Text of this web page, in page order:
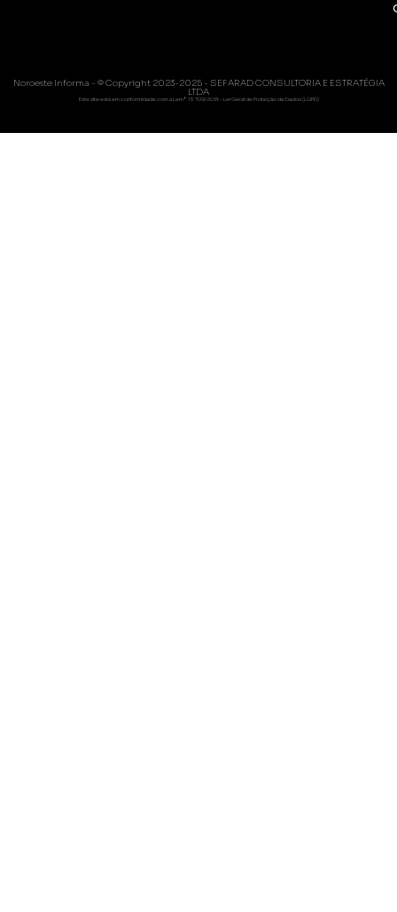
Noroeste Informa - © Copyright 2023-2025 - SEFARAD CONSULTORIA E ESTRATÉGIA
LTDA
Este site está em conformidade com a Lei nº 13.709/2018 - Lei Geral de Proteção de Dados (LGPD)